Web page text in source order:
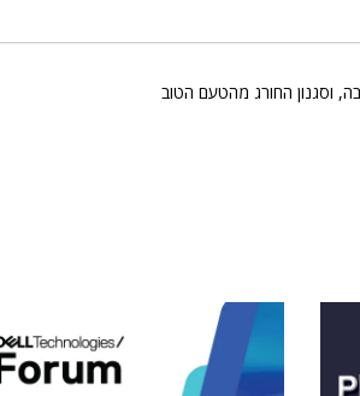
וסגנון החורג מהטעם הטוב